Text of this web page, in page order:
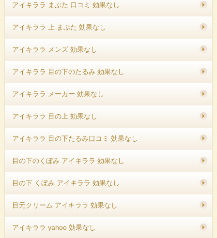
アイキララ まぶた 口コミ 効果なし
アイキララ 上 まぶた 効果なし
アイキララ メンズ 効果なし
アイキララ 目の下のたるみ 効果なし
アイキララ メーカー 効果なし
アイキララ 目の上 効果なし
アイキララ 目の下たるみ口コミ 効果なし
目の下のくぼみ アイキララ 効果なし
目の下 くぼみ アイキララ 効果なし
目元クリーム アイキララ 効果なし
アイキララ yahoo 効果なし